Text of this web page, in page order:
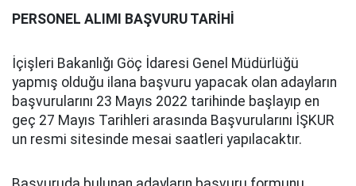
PERSONEL ALIMI BAŞVURU TARİHİ
İçişleri Bakanlığı Göç İdaresi Genel Müdürlüğü
yapmış olduğu ilana başvuru yapacak olan adayların
başvurularını 23 Mayıs 2022 tarihinde başlayıp en
geç 27 Mayıs Tarihleri arasında Başvurularını İŞKUR
un resmi sitesinde mesai saatleri yapılacaktır.